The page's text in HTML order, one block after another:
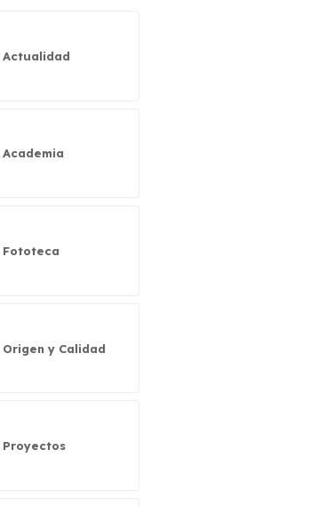
Actualidad
Academia
Fototeca
Origen y Calidad
Proyectos